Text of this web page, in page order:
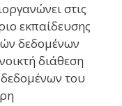
στις
εκπαίδευσης
δεδομένων
διάθεση
του